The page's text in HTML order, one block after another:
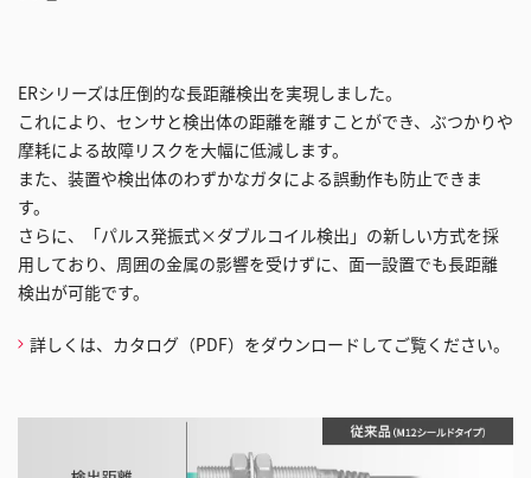
ERシリーズは圧倒的な長距離検出を実現しました。
これにより、センサと検出体の距離を離すことができ、ぶつかりや
摩耗による故障リスクを大幅に低減します。
また、装置や検出体のわずかなガタによる誤動作も防止できま
す。
さらに、「パルス発振式×ダブルコイル検出」の新しい方式を採
用しており、周囲の金属の影響を受けずに、面一設置でも長距離
検出が可能です。
詳しくは、カタログ（PDF）をダウンロードしてご覧ください。